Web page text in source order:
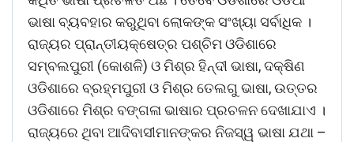
ଭାଷା ବ୍ୟବହାର କରୁଥିବା ଲୋକଙ୍କ ସଂଖ୍ୟା ସର୍ବାଧିକ ।
ରାଜ୍ୟର ପ୍ରାନ୍ତୀୟକ୍ଷେତ୍ର ପଶ୍ଚିମ ଓଡିଶାରେ
ସମ୍ବଲପୁରୀ (କୋଶଳି) ଓ ମିଶ୍ର ହିନ୍ଦୀ ଭାଷା, ଦକ୍ଷିଣ
ଓଡିଶାରେ ବ୍ରହ୍ମପୁରୀ ଓ ମିଶ୍ର ତେଲଗୁ ଭାଷା, ଉତ୍ତର
ଓଡିଶାରେ ମିଶ୍ର ବଙ୍ଗଳା ଭାଷାର ପ୍ରଚଳନ ଦେଖାଯାଏ ।
ରାଜ୍ୟରେ ଥିବା ଆଦିବାସୀମାନଙ୍କର ନିଜସ୍ୱ ଭାଷା ଯଥା –